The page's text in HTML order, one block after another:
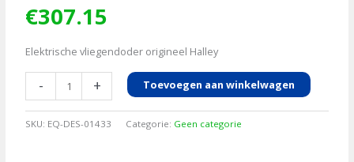
€307.15
Elektrische vliegendoder origineel Halley
-
Insektendoder
2138
Halley
+ Toevoegen aan winkelwagen
SKU: EQ-DES-01433 Categorie: Geen categorie